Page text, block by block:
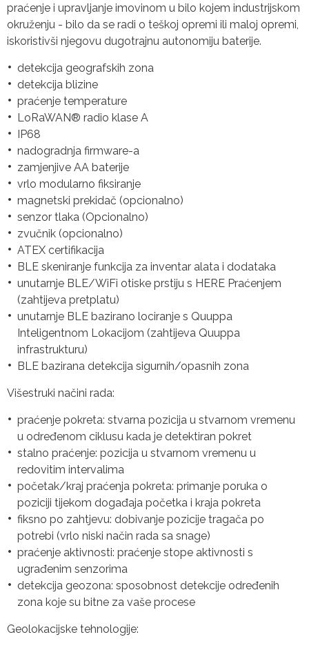
praćenje i upravljanje imovinom u bilo kojem industrijskom
okruženju - bilo da se radi o teškoj opremi ili maloj opremi,
iskoristivši njegovu dugotrajnu autonomiju baterije.
detekcija geografskih zona
detekcija blizine
praćenje temperature
LoRaWAN® radio klase A
IP68
nadogradnja firmware-a
zamjenjive AA baterije
vrlo modularno fiksiranje
magnetski prekidač (opcionalno)
senzor tlaka (Opcionalno)
zvučnik (opcionalno)
ATEX certifikacija
BLE skeniranje funkcija za inventar alata i dodataka
unutarnje BLE/WiFi otiske prstiju s HERE Praćenjem
(zahtijeva pretplatu)
unutarnje BLE bazirano lociranje s Quuppa
Inteligentnom Lokacijom (zahtijeva Quuppa
infrastrukturu)
BLE bazirana detekcija sigurnih/opasnih zona
Višestruki načini rada:
praćenje pokreta: stvarna pozicija u stvarnom vremenu
u određenom ciklusu kada je detektiran pokret
stalno praćenje: pozicija u stvarnom vremenu u
redovitim intervalima
početak/kraj praćenja pokreta: primanje poruka o
poziciji tijekom događaja početka i kraja pokreta
fiksno po zahtjevu: dobivanje pozicije tragača po
potrebi (vrlo niski način rada sa snage)
praćenje aktivnosti: praćenje stope aktivnosti s
ugrađenim senzorima
detekcija geozona: sposobnost detekcije određenih
zona koje su bitne za vaše procese
Geolokacijske tehnologije: